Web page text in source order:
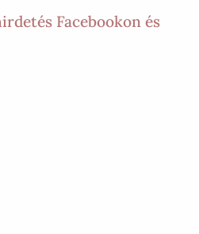
Facebookon és